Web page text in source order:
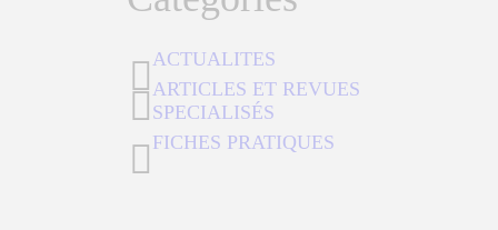
ACTUALITES
ARTICLES ET REVUES
SPECIALISÉS
FICHES PRATIQUES